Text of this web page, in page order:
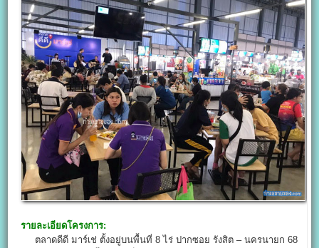
รายละเอียดโครงการ:
ตลาดดีดี มาร์เช่ ตั้งอยู่บนพื้นที่ 8 ไร่ ปากซอย รังสิต – นครนายก 68